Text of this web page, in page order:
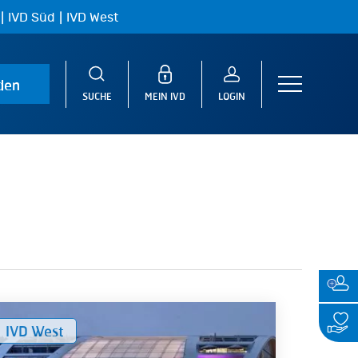
| IVD Süd | IVD West
SUCHE MEIN IVD LOGIN
Menu
IVD West